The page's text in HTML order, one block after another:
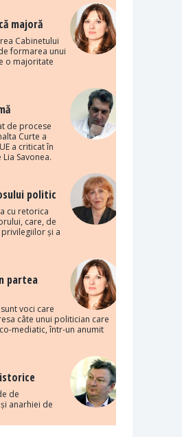
majoră
Cabinetului
formarea unui
o majoritate
de procese
Curte a
a criticat în
Savonea.
politic
cu retorica
care, de
și a
partea
voci care
câte unui politician care
mediatic, într-un anumit
de
anarhiei de